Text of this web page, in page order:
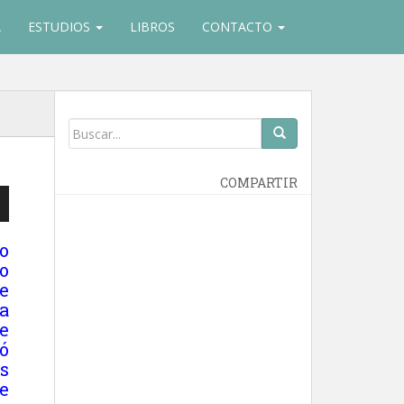
ESTUDIOS LIBROS CONTACTO
COMPARTIR